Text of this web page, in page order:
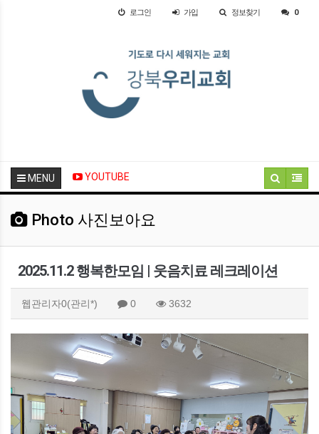
로그인 가입 정보찾기 0
MENU YOUTUBE
Photo 사진보아요
2025.11.2 행복한모임 | 웃음치료 레크레이션
웹관리자0(관리*) 0 3632